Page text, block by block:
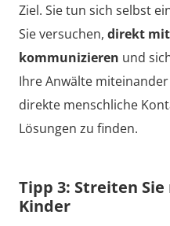
Ziel. Sie tun sich selbst
Sie versuchen, direkt
kommunizieren und
Ihre Anwälte
direkte menschliche
Lösungen zu finden.
Tipp 3: Streiten
Kinder